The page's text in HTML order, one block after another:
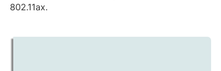
802.11ax.